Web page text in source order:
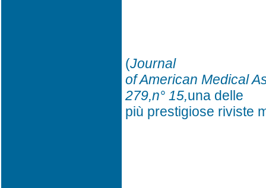
(Journal
of American Medical
279,n° 15,una delle
più prestigiose riviste